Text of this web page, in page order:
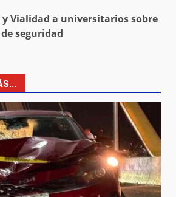
Vialidad a universitarios sobre
seguridad